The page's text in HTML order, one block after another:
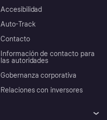
Accesibilidad
Auto-Track
Contacto
Información de contacto para
las autoridades
Gobernanza corporativa
Relaciones con inversores